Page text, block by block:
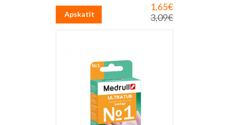
Īpaša
cena
1,65€
Parastā
cena
3,09€
Apskatīt